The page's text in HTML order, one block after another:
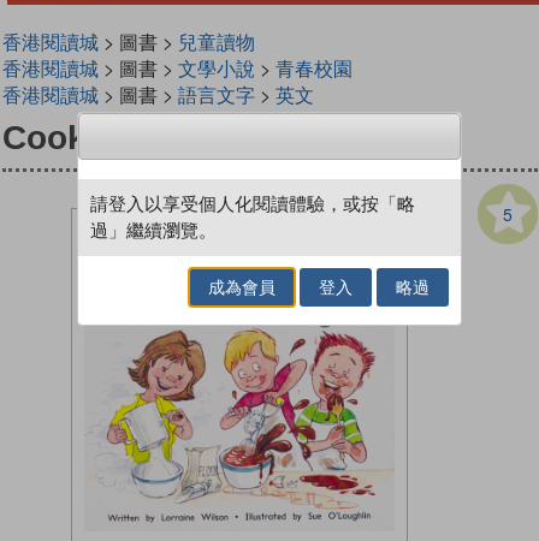
香港閱讀城> 圖書 > 兒童讀物
香港閱讀城> 圖書 > 文學小說 > 青春校園
香港閱讀城> 圖書 > 語言文字> 英文
Cooking at School
5
請登入以享受個人化閱讀體驗，或按「略
過」繼續瀏覽。
成為會員 登入 略過